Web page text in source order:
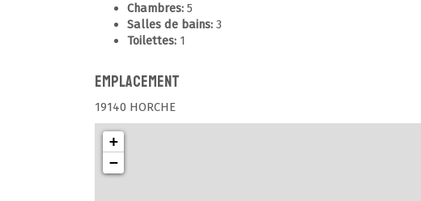
Chambres: 5
Salles de bains: 3
Toilettes: 1
Emplacement
19140 HORCHE
+
−